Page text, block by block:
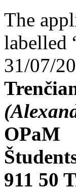
The
labelled
31/07/
OPaM
911 50